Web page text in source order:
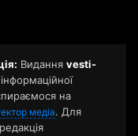
Видання vesti-
на
медіа. Для